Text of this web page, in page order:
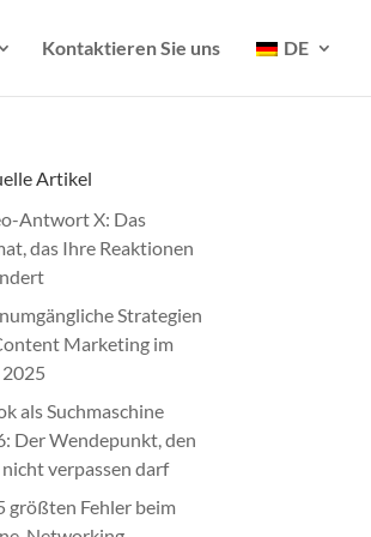
Kontaktieren Sie uns DE
Artikel
Antwort X: Das
das Ihre Reaktionen
Strategien
Marketing im
2025
als Suchmaschine
Der Wendepunkt, den
nicht verpassen darf
größten Fehler beim